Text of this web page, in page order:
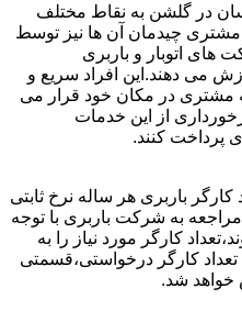
در گلشن به نقاط مختلف
مشتری چیدمان آن ها نیز توسط
اتوبار و باربری
می دهند.این افراد سریع و
مشتری در مکان خود قرار می
از این خدمات
پرداخت کنند.
کارگر باربری هر ساله نرخ ثابتی
به شرکت باربری با توجه
کارگر مورد نیاز را به
کارگر درخواستی،قسمتی
خواهد شد.